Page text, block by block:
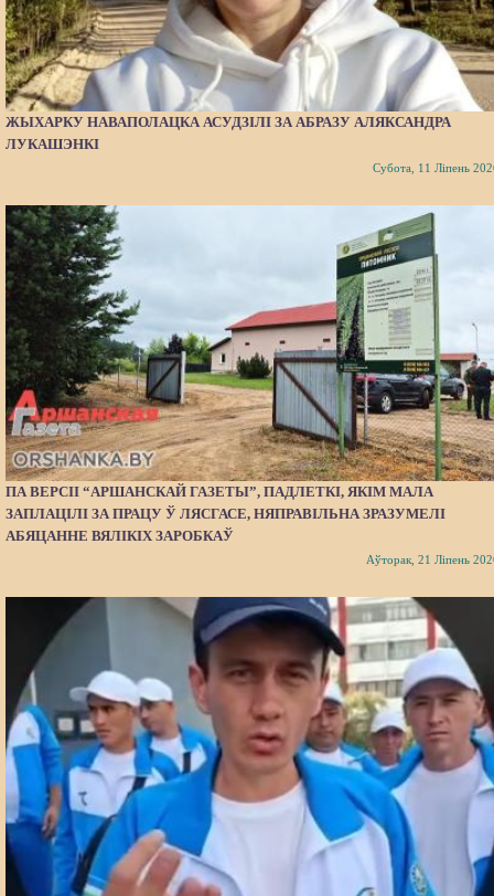
ЖЫХАРКУ НАВАПОЛАЦКА АСУДЗІЛІ ЗА АБРАЗУ АЛЯКСАНДРА
ЛУКАШЭНКІ
Субота, 11 Ліпень
ПА ВЕРСІІ “АРШАНСКАЙ ГАЗЕТЫ”, ПАДЛЕТКІ, ЯКІМ МАЛА
ЗАПЛАЦІЛІ ЗА ПРАЦУ Ў ЛЯСГАСЕ, НЯПРАВІЛЬНА ЗРАЗУМЕЛІ
АБЯЦАННЕ ВЯЛІКІХ ЗАРОБКАЎ
Аўторак, 21 Ліпень